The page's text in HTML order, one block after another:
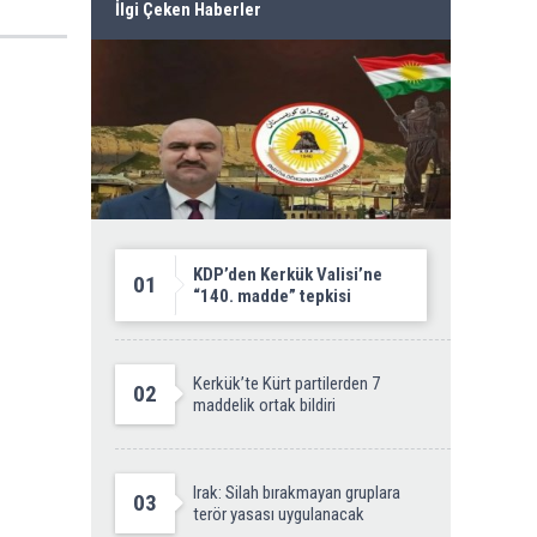
İlgi Çeken Haberler
01
KDP’den Kerkük Valisi’ne
“140. madde” tepkisi
02
Kerkük’te Kürt partilerden 7
maddelik ortak bildiri
03
Irak: Silah bırakmayan gruplara
terör yasası uygulanacak